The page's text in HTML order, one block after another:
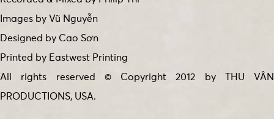
Images by Vũ Nguyễn
Designed by Cao Sơn
Printed by Eastwest Printing
All rights reserved © Copyright 2012 by THU VÂN
PRODUCTIONS, USA.